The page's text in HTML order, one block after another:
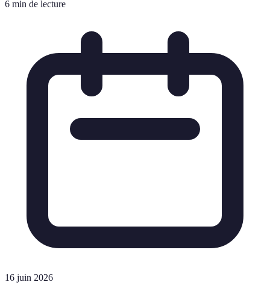
6 min de lecture
16 juin 2026